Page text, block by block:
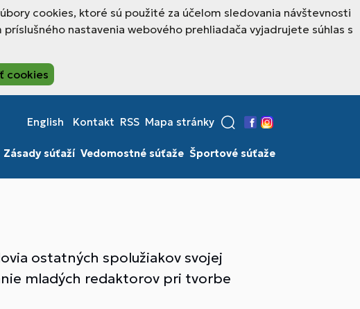
cookies, ktoré sú použité za účelom sledovania návštevnosti
nastavenia webového prehliadača vyjadrujete súhlas s
cookies
English Kontakt RSS Mapa stránky
Facebook
Instagram
Zásady súťaží Vedomostné súťaže Športové súťaže
ostatných spolužiakov svojej
mladých redaktorov pri tvorbe